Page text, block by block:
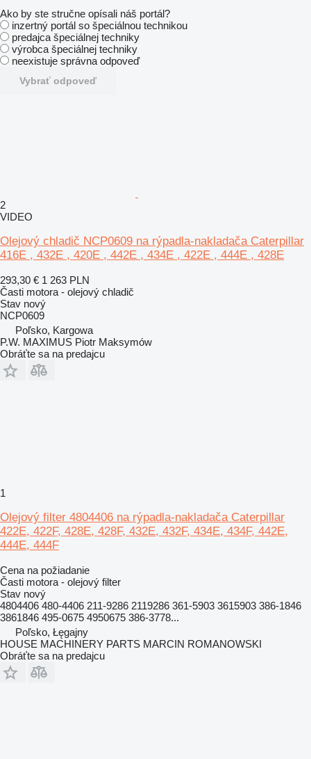
Ako by ste stručne opísali náš portál?
inzertný portál so špeciálnou technikou
predajca špeciálnej techniky
výrobca špeciálnej techniky
neexistuje správna odpoveď
Vybrať odpoveď
2
VIDEO
Olejový chladič NCP0609 na rýpadla-nakladača Caterpillar
416E , 432E , 420E , 442E , 434E , 422E , 444E , 428E
293,30 € 1 263 PLN
Časti motora - olejový chladič
Stav nový
NCP0609
Poľsko, Kargowa
P.W. MAXIMUS Piotr Maksymów
Obráťte sa na predajcu
1
Olejový filter 4804406 na rýpadla-nakladača Caterpillar
422E, 422F, 428E, 428F, 432E, 432F, 434E, 434F, 442E,
444E, 444F
Cena na požiadanie
Časti motora - olejový filter
Stav nový
4804406 480-4406 211-9286 2119286 361-5903 3615903 386-1846
3861846 495-0675 4950675 386-3778...
Poľsko, Łęgajny
HOUSE MACHINERY PARTS MARCIN ROMANOWSKI
Obráťte sa na predajcu